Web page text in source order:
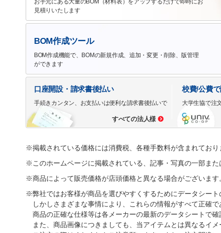
見積りいたします
BOM作成ツール
BOM作成機能で、BOMの新規作成、追加・変更・削除、版管理
ができます
口座開設・請求書後払い
手続きカンタン、お支払いは便利な請求書後払いで
すべての法人様
校費/公費
大学生協で注
※掲載されている価格には消費税、各種手数料が含まれてお
※このホームページに掲載されている、記事・写真の一部ま
※商品によって販売価格が店頭価格と異なる場合がございます
※弊社ではお客様が商品を選びやすくするためにデータシー
しかしさまざまな事情により、これらの情報がすべて正確
商品の正確な仕様等は各メーカーの最新のデータシートで確
また、商品画像につきましても、当アイテムとは異なるイ